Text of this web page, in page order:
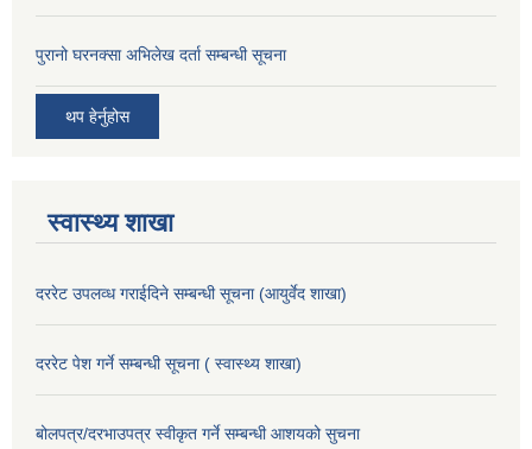
पुरानो घरनक्सा अभिलेख दर्ता सम्बन्धी सूचना
थप हेर्नुहोस
स्वास्थ्य शाखा
दररेट उपलव्ध गराईदिने सम्बन्धी सूचना (आयुर्वेद शाखा)
दररेट पेश गर्ने सम्बन्धी सूचना ( स्वास्थ्य शाखा)
बोलपत्र/दरभाउपत्र स्वीकृत गर्ने सम्बन्धी आशयको सुचना